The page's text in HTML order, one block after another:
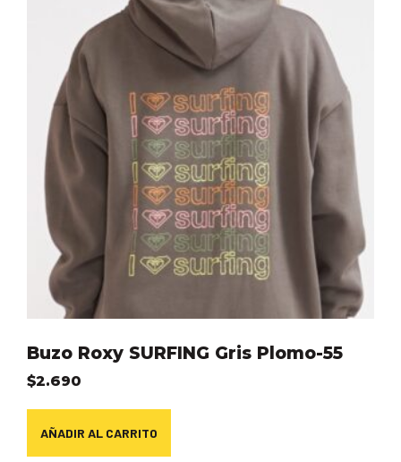
Buzo Roxy SURFING Gris Plomo-55
$2.690
AÑADIR AL CARRITO